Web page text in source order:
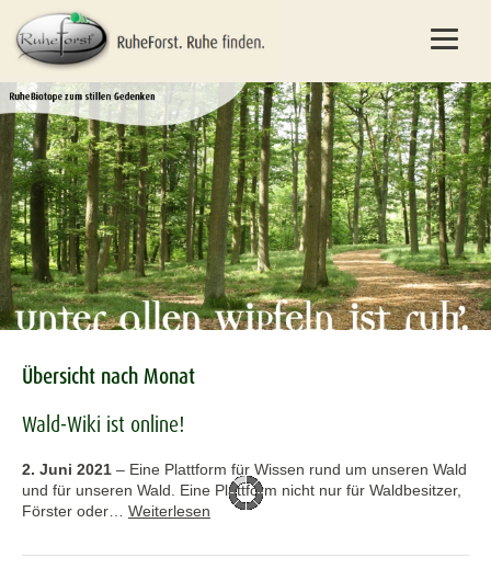
Übersicht nach Monat
Wald-Wiki ist online!
2. Juni 2021 – Eine Plattform für Wissen rund um unseren Wald
und für unseren Wald. Eine Plattform nicht nur für Waldbesitzer,
Förster oder… Weiterlesen